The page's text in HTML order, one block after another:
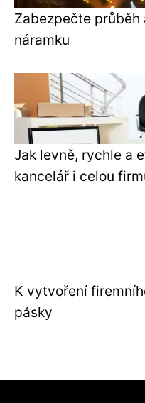
Zabezpečte
náramku
Jak levně, rychle a
kancelář i celou
K vytvoření
pásky